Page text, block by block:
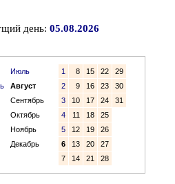
день: 05.08.2026
Июль
Август
Сентябрь
Октябрь
Ноябрь
Декабрь
1 8 15 22
29
2
9 16 23
30
3
10 17 24
31
4
11 18
25
5
12 19
26
6
13 20
27
7
14 21 28